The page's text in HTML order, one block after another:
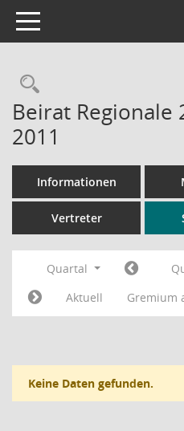
Toggle navigation
Beirat Regionale
2011
Informationen
Vertreter
Quartal
Aktuell
Gremium
Keine Daten gefunden.